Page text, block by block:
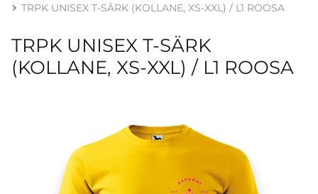
TRPK UNISEX T-SÄRK (KOLLANE, XS-XXL) / L1 ROOSA
TRPK UNISEX T-SÄRK
(KOLLANE, XS-XXL) / L1 ROOSA